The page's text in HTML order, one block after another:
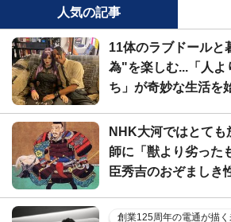
人気の記事
11体のラブドールと
為"を楽しむ...「人よ
ち」が奇妙な生活を
NHK大河ではとても
師に「獣より劣った
臣秀吉のおぞましき
創業125周年の電通が描